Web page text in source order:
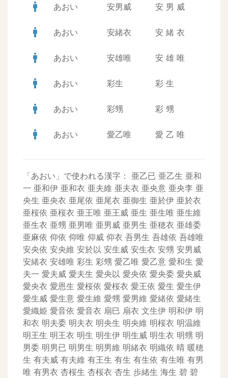
man あおい 安男威 安 男 威
man あおい 安緒衣 安 緒 衣
man あおい 安雄唯 安 雄 唯
man あおい 彩生 彩 生
man あおい 彩甥 彩 甥
man あおい 愛乙唯 愛 乙 唯
「あおい」で使われる漢字： 亜乙已 亜乙生 亜和
一 亜和伊 亜和衣 亜夫維 亜夫衣 亜央意 亜央李 亜
央生 亜央衣 亜尾依 亜尾衣 亜御生 亜於伊 亜於衣
亜桜依 亜桜衣 亜王唯 亜王威 亜生 亜生唯 亜生維
亜生衣 亜甥 亜男唯 亜男威 亜男生 亜穂衣 亜雄委
亜麻依 仰依 仰唯 仰威 仰衣 吾男生 吾雄依 吾雄唯
安央依 安央維 安於以 安生威 安生衣 安甥 安男威
安緒衣 安雄唯 彩生 彩甥 愛乙唯 愛乙意 愛和生 愛
夫一 愛夫威 愛夫生 愛央以 愛央依 愛央委 愛央威
愛央衣 愛恩生 愛桜依 愛桜衣 愛王依 愛生 愛生伊
愛生威 愛生意 愛生維 愛甥 愛男維 愛緒依 愛緒生
愛織姫 愛音依 愛音衣 扇巳 扇衣 文生伊 明和伊 明
和衣 明夫委 明夫衣 明央生 明央維 明桜衣 明温維
明王生 明王衣 明生 明生伊 明生威 明生衣 明甥 明
男委 明男已 明男生 明男維 明緒衣 明織依 晴 暖穂
生 有夫威 有夫維 有王生 有生 有生依 有生唯 有男
唯 有男衣 杏桜生 杏桜衣 杏生 歩緒生 海生 碧 碧